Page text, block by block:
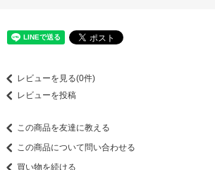
レビューを見る(0件)
レビューを投稿
この商品を友達に教える
この商品について問い合わせる
買い物を続ける